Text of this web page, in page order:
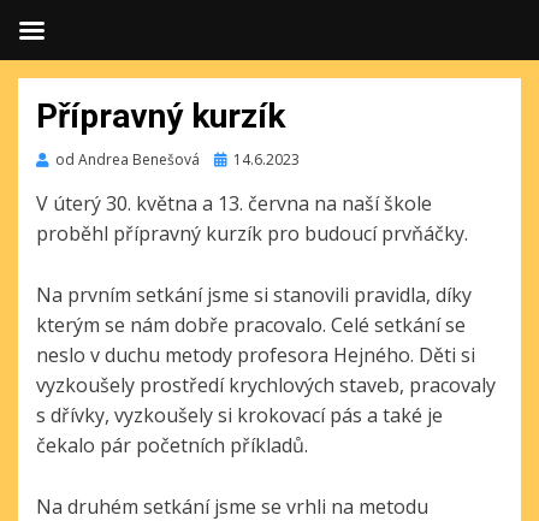
Přípravný kurzík
od Andrea Benešová Publikováno
14.6.2023
V úterý 30. května a 13. června na naší škole
proběhl přípravný kurzík pro budoucí prvňáčky.
Na prvním setkání jsme si stanovili pravidla, díky
kterým se nám dobře pracovalo. Celé setkání se
neslo v duchu metody profesora Hejného. Děti si
vyzkoušely prostředí krychlových staveb, pracovaly
s dřívky, vyzkoušely si krokovací pás a také je
čekalo pár početních příkladů.
Na druhém setkání jsme se vrhli na metodu